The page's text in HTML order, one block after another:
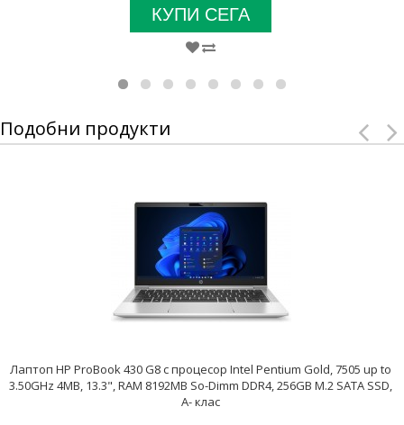
КУПИ СЕГА
Подобни продукти
Лаптоп HP ProBook 430 G8 с процесор Intel Pentium Gold, 7505 up to
3.50GHz 4MB, 13.3", RAM 8192MB So-Dimm DDR4, 256GB M.2 SATA SSD,
A- клас